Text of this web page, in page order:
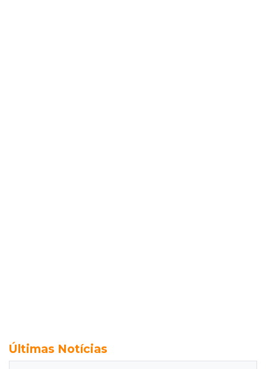
Últimas Notícias